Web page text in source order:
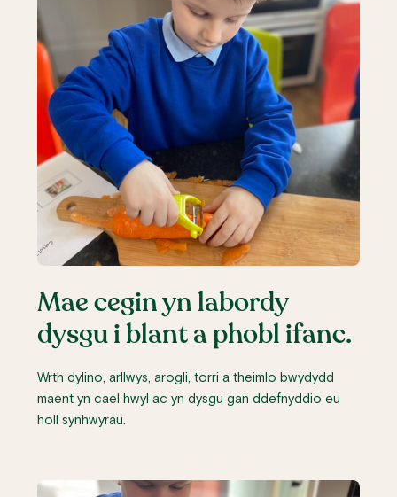
Mae cegin yn labordy
dysgu i blant a phobl ifanc.
Wrth dylino, arllwys, arogli, torri a theimlo bwydydd
maent yn cael hwyl ac yn dysgu gan ddefnyddio eu
holl synhwyrau.